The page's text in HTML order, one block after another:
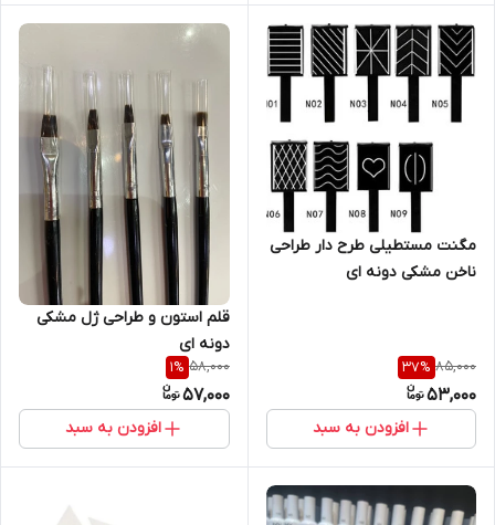
مگنت مستطیلی طرح دار طراحی
ناخن مشکی دونه ای
85,000
37%
53,000
افزودن به سبد
قلم استون و طراحی ژل مشکی
دونه ای
58,000
1%
57,000
افزودن به سبد